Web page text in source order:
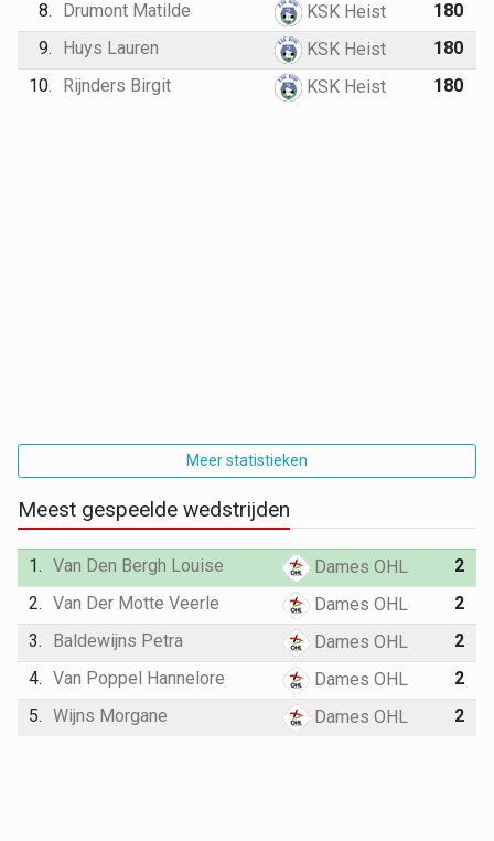
8.
Drumont Matilde KSK Heist
180
9.
Huys Lauren KSK Heist
180
10.
Rijnders Birgit KSK Heist 180
Meer statistieken
Meest gespeelde wedstrijden
1. Van Den Bergh Louise Dames OHL
2
2. Van Der Motte Veerle Dames OHL
2
3.
Baldewijns Petra Dames OHL
2
4. Van Poppel Hannelore Dames OHL
2
5. Wijns Morgane Dames OHL 2